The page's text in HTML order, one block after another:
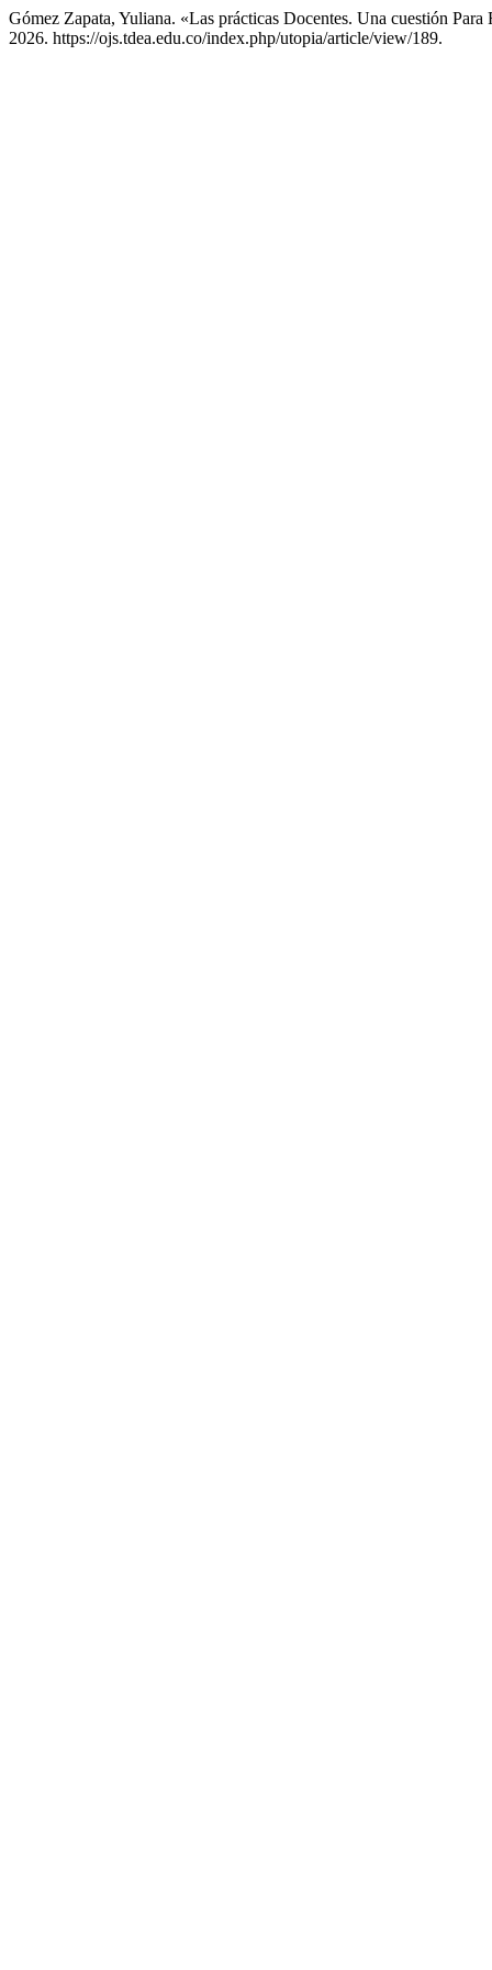
Gómez Zapata, Yuliana. «Las prácticas Docentes. Una cuestión
2026. https://ojs.tdea.edu.co/index.php/utopia/article/view/189.